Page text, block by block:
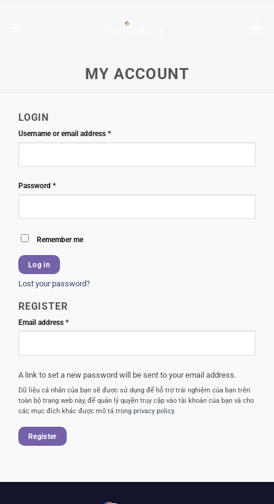
MY ACCOUNT
LOGIN
Username or email address *Required
Password *Required
Remember me
Log in
Lost your password?
REGISTER
Email address *Required
A link to set a new password will be sent to your email address.
Dữ liệu cá nhân của bạn sẽ được sử dụng để hỗ trợ trải nghiệm của bạn trên
toàn bộ trang web này, để quản lý quyền truy cập vào tài khoản của bạn và cho
các mục đích khác được mô tả trong privacy policy.
Register